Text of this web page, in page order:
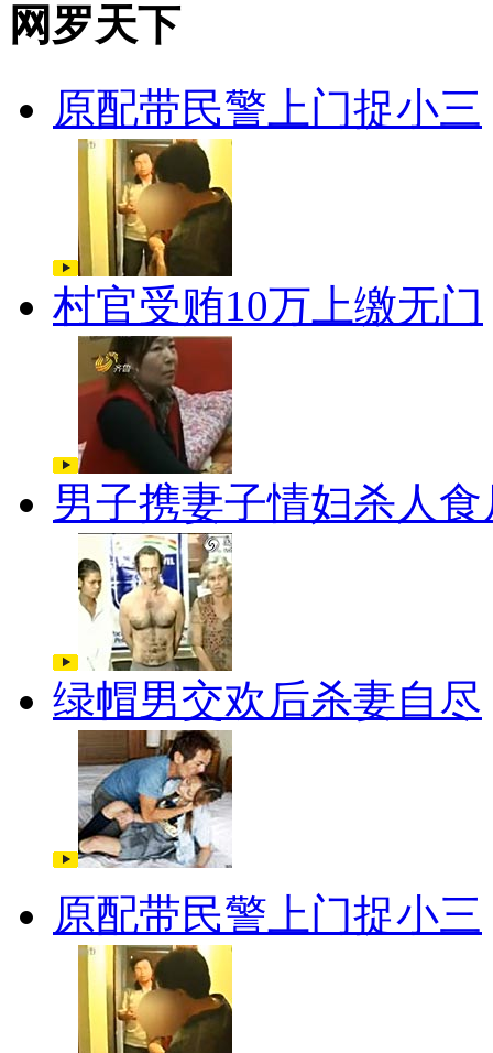
网罗天下
原配带民警上门捉小三
村官受贿10万上缴无门
男子携妻子情妇杀人食
绿帽男交欢后杀妻自尽
原配带民警上门捉小三